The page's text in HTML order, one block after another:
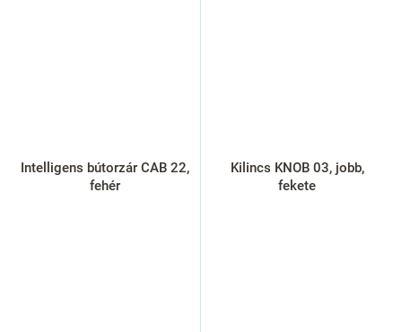
Intelligens bútorzár CAB 22,
fehér
Kilincs KNOB 03, jobb,
fekete